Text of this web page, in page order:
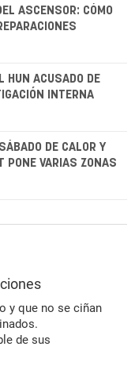
ASCENSOR: CÓMO
HUN ACUSADO DE
INTERNA
DE CALOR Y
PONE VARIAS ZONAS
y que no se ciñan
de sus